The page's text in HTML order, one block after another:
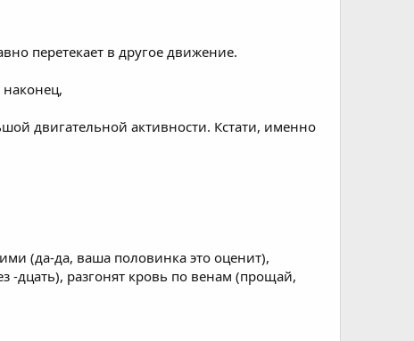
перетекает в другое движение.
двигательной активности. Кстати, именно
(да-да, ваша половинка это оценит),
-дцать), разгонят кровь по венам (прощай,